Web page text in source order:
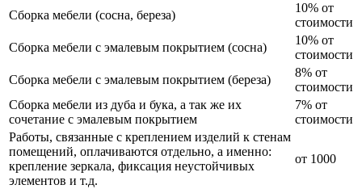
Сборка мебели (сосна, береза)
10% от
стоимости
Сборка мебели с эмалевым покрытием (сосна)
10% от
стоимости
Сборка мебели с эмалевым покрытием (береза)
8% от
стоимости
Сборка мебели из дуба и бука, а так же их
сочетание с эмалевым покрытием
7% от
стоимости
Работы, связанные с креплением изделий к стенам
помещений, оплачиваются отдельно, а именно:
крепление зеркала, фиксация неустойчивых
элементов и т.д.
от 1000